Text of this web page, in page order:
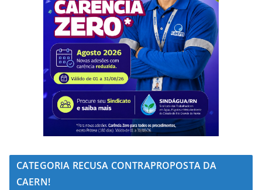
CATEGORIA RECUSA CONTRAPROPOSTA DA
CAERN!